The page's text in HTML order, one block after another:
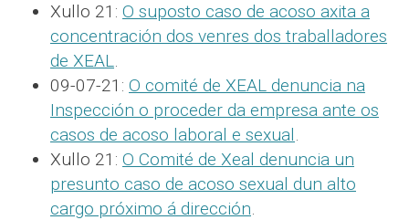
Xullo 21: O suposto caso de acoso axita a
concentración dos venres dos traballadores
de XEAL.
09-07-21: O comité de XEAL denuncia na
Inspección o proceder da empresa ante os
casos de acoso laboral e sexual.
Xullo 21: O Comité de Xeal denuncia un
presunto caso de acoso sexual dun alto
cargo próximo á dirección.